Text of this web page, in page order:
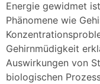
Energie gewidmet
Phänomene wie
Gehirnmüdigkeit
Auswirkungen von
biologischen